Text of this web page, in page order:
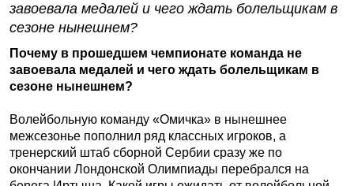
завоевала медалей и чего ждать болельщикам в
сезоне нынешнем?
Почему в прошедшем чемпионате команда не
завоевала медалей и чего ждать болельщикам в
сезоне нынешнем?
Волейбольную команду «Омичка» в нынешнее
межсезонье пополнил ряд классных игроков, а
тренерский штаб сборной Сербии сразу же по
окончании Лондонской Олимпиады перебрался на